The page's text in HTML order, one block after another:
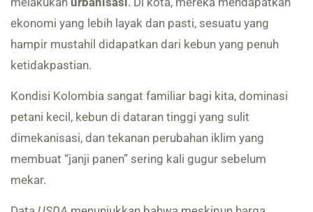
ekonomi yang lebih layak dan pasti, sesuatu yang
hampir mustahil didapatkan dari kebun yang penuh
ketidakpastian.
Kondisi Kolombia sangat familiar bagi kita, dominasi
petani kecil, kebun di dataran tinggi yang sulit
dimekanisasi, dan tekanan perubahan iklim yang
membuat “janji panen” sering kali gugur sebelum
mekar.